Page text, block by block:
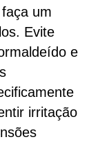
um
Evite
e
irritação